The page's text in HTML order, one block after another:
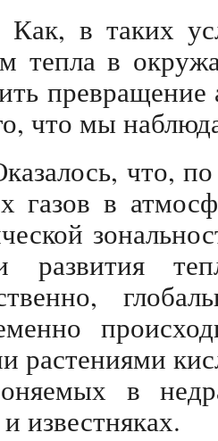
в таких
тепла в
что мы
что, по
газов в
развития
растениями
в
известняках.